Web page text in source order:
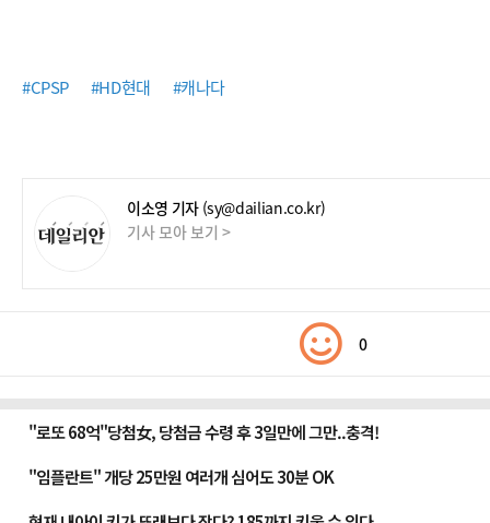
#CPSP #HD현대 #캐나다
이소영 기자 (sy@dailian.co.kr)
기사 모아 보기 >
0